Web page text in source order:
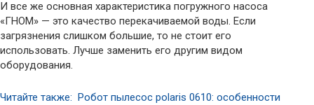
И все же основная характеристика погружного насоса
«ГНОМ» — это качество перекачиваемой воды. Если
загрязнения слишком большие, то не стоит его
использовать. Лучше заменить его другим видом
оборудования.
Читайте также: Робот пылесос polaris 0610: особенности